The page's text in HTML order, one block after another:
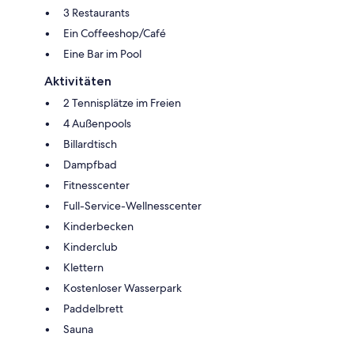
3 Restaurants
Ein Coffeeshop/Café
Eine Bar im Pool
Aktivitäten
2 Tennisplätze im Freien
4 Außenpools
Billardtisch
Dampfbad
Fitnesscenter
Full-Service-Wellnesscenter
Kinderbecken
Kinderclub
Klettern
Kostenloser Wasserpark
Paddelbrett
Sauna